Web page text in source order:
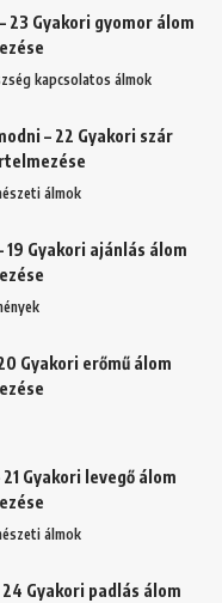
23 Gyakori gyomor álom
kapcsolatos álmok
– 22 Gyakori szár
álmok
Gyakori ajánlás álom
Gyakori erőmű álom
Gyakori levegő álom
álmok
Gyakori padlás álom